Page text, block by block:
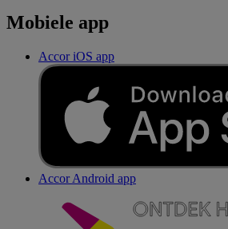
Mobiele app
Accor iOS app
Accor Android app